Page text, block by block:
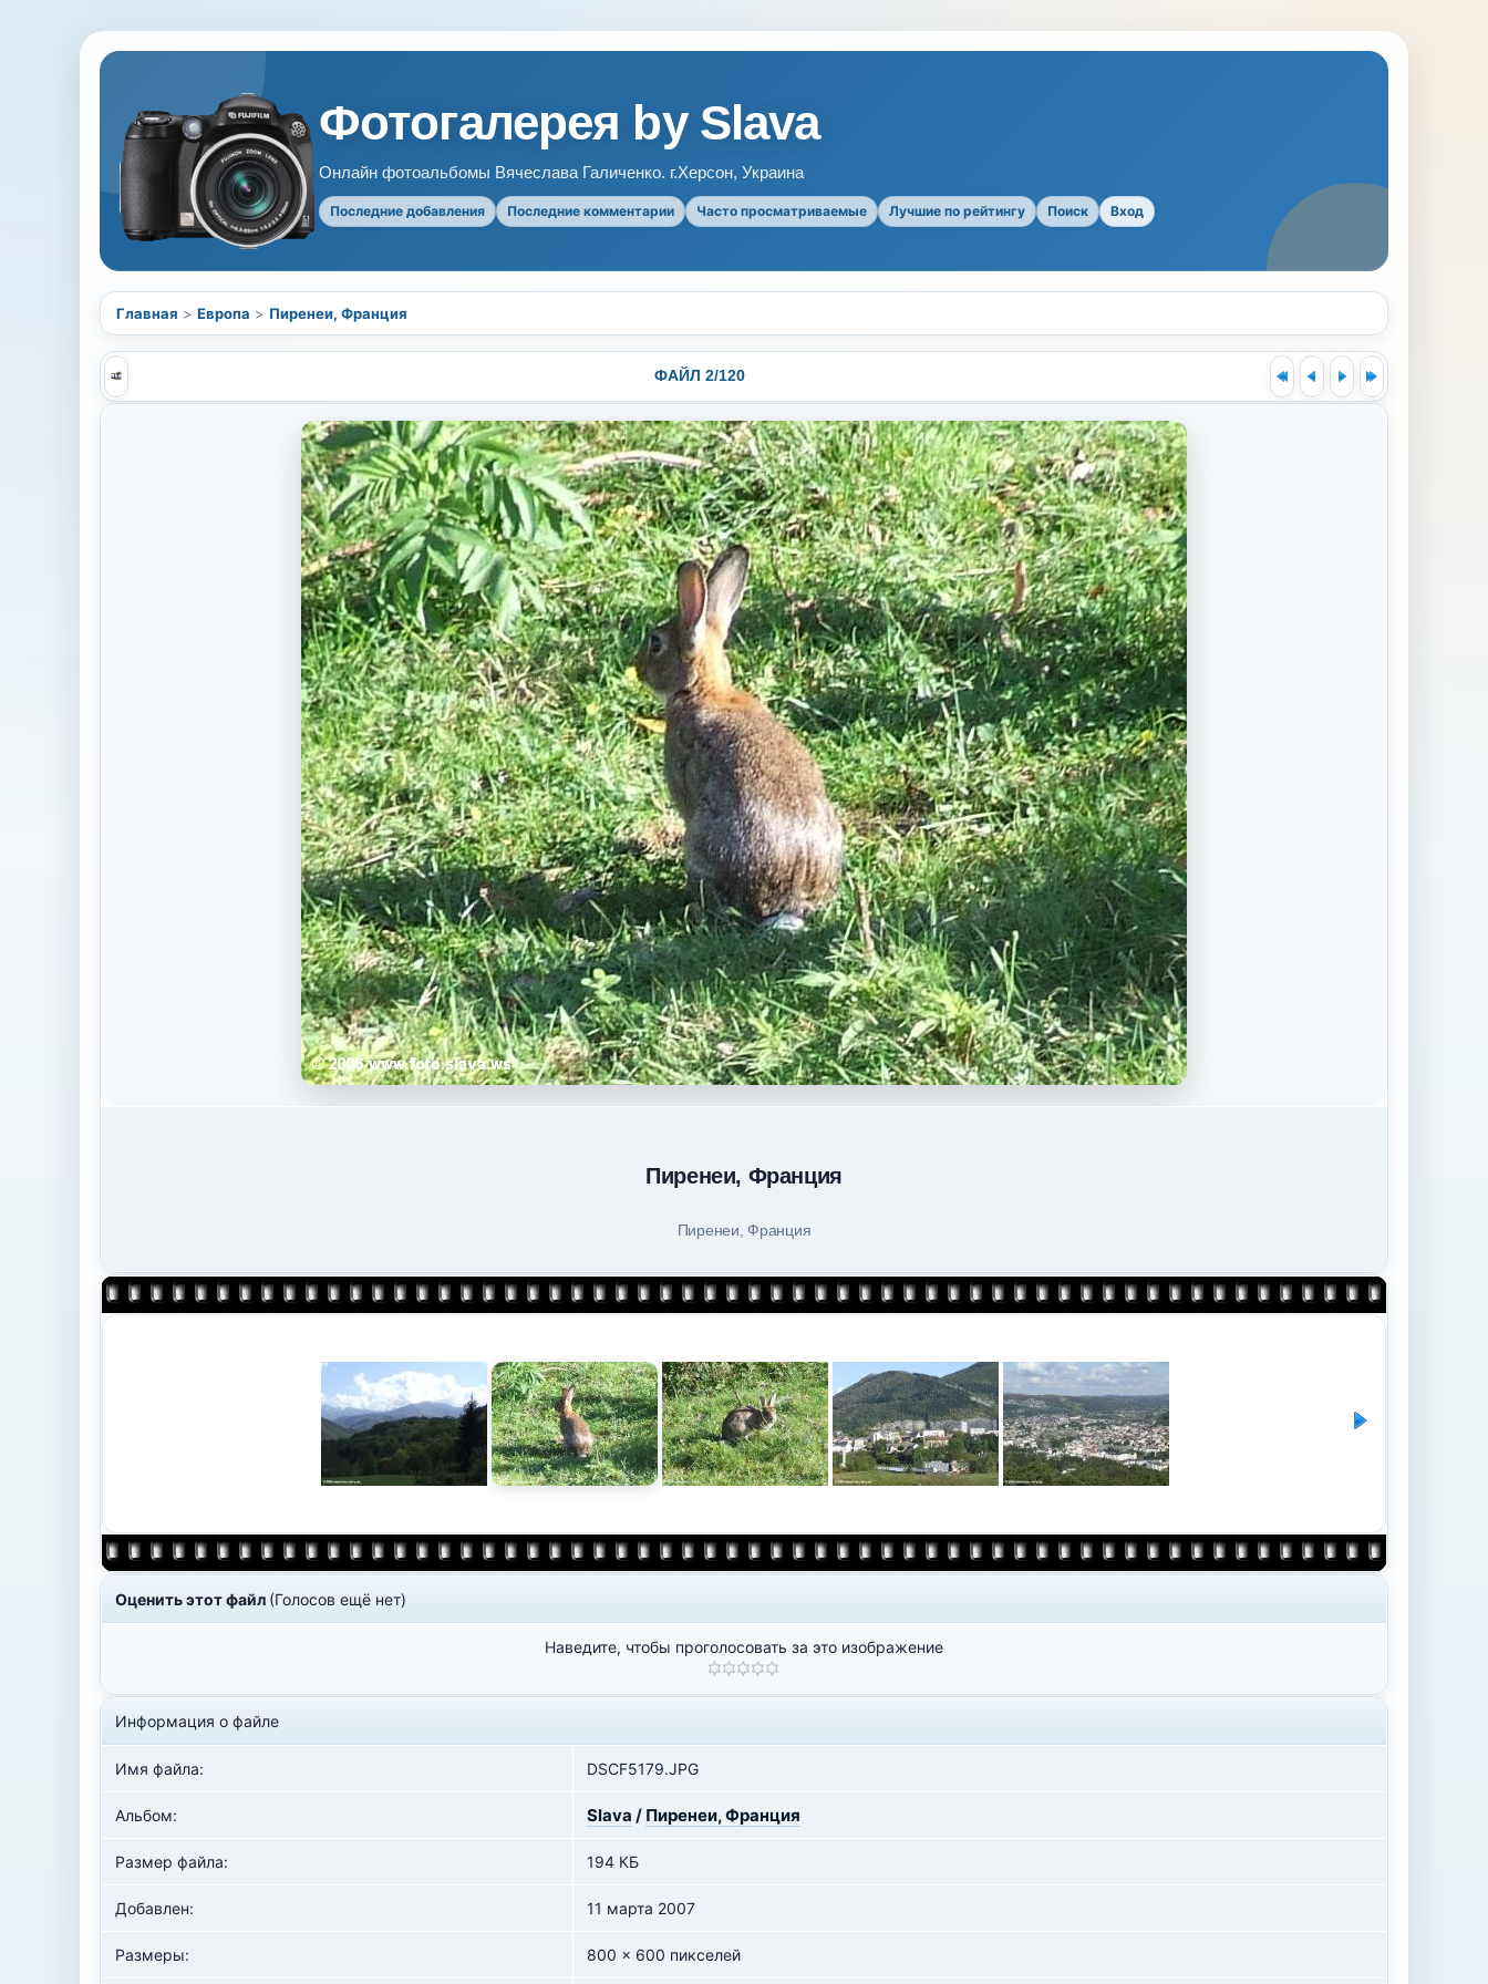
Фотогалерея by Slava
Онлайн фотоальбомы Вячеслава Галиченко. г.Херсон, Украина
Последние добавления Последние комментарии Часто просматриваемые Лучшие по рейтингу Поиск Вход
Главная > Европа > Пиренеи, Франция
ФАЙЛ 2/120
Пиренеи, Франция
Пиренеи, Франция
Оценить этот файл (Голосов ещё нет)
Наведите, чтобы проголосовать за это изображение
Информация о файле
Имя файла: DSCF5179.JPG
Альбом: Slava / Пиренеи, Франция
Размер файла: 194 КБ
Добавлен: 11 марта 2007
Размеры: 800 x 600 пикселей